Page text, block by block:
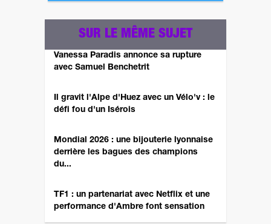
SUR LE MÊME SUJET
Vanessa Paradis annonce sa rupture
avec Samuel Benchetrit
Il gravit l'Alpe d'Huez avec un Vélo'v : le
défi fou d'un Isérois
Mondial 2026 : une bijouterie lyonnaise
derrière les bagues des champions
du...
TF1 : un partenariat avec Netflix et une
performance d'Ambre font sensation